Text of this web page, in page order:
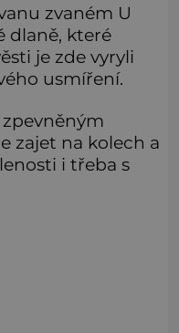
zvaném U
dlaně, které
je zde vyryli
usmíření.
zajet na kolech a
i třeba s